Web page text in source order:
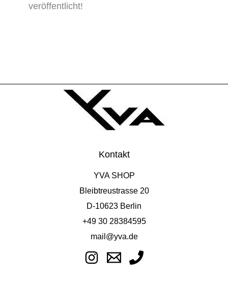
veröffentlicht!
Kontakt
YVA SHOP
Bleibtreustrasse 20
D-10623 Berlin
+49 30 28384595
mail@yva.de